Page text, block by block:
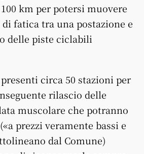
km per potersi muovere
fatica tra una postazione e
delle piste ciclabili
circa 50 stazioni per
rilascio delle
muscolare che potranno
prezzi veramente bassi e
dal Comune)